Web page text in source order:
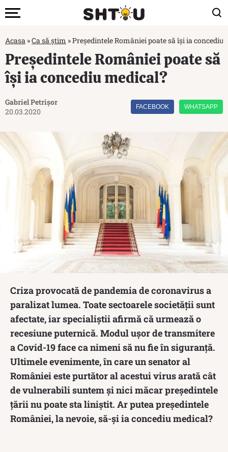
Acasa »Ca să știm »Președintele României poate să își ia concediu
Președintele României poate să
își ia concediu medical?
Gabriel Petrișor
20.03.2020
FACEBOOK WHATSAPP
Criza provocată de pandemia de coronavirus a
paralizat lumea. Toate sectoarele societății sunt
afectate, iar specialiștii afirmă că urmează o
recesiune puternică. Modul ușor de transmitere
a Covid-19 face ca nimeni să nu fie în siguranță.
Ultimele evenimente, în care un senator al
României este purtător al acestui virus arată cât
de vulnerabili suntem și nici măcar președintele
țării nu poate sta liniștit. Ar putea președintele
României, la nevoie, să-și ia concediu medical?